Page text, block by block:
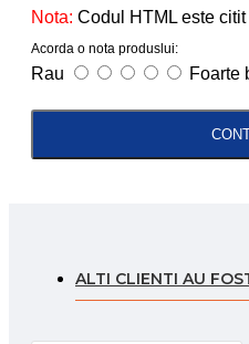
Nota: Codul HTML este citit
Acorda o nota produslui:
Rau Foarte
ALTI CLIENTI AU